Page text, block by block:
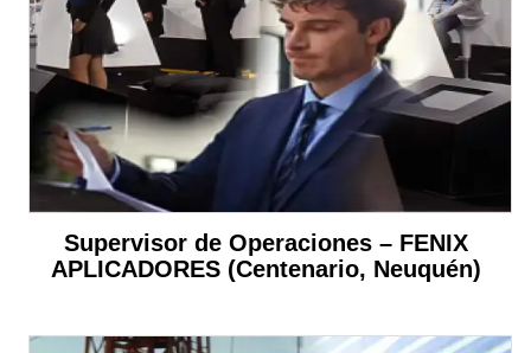
Supervisor de Operaciones – FENIX
APLICADORES (Centenario, Neuquén)